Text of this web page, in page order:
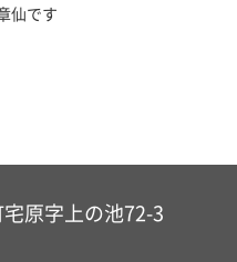
仙です
原字上の池72-3